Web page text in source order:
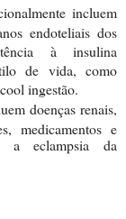
incluem
endoteliais dos
à insulina
de vida, como
ingestão.
doenças renais,
medicamentos e
a eclampsia da